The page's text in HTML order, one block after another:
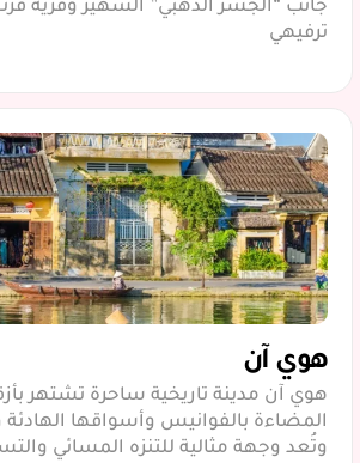
جانب “الجسر الذهبي” الشهير وقرية
ترفيهي
هوي آن
هوي آن مدينة تاريخية ساحرة تشتهر
المضاءة بالفوانيس وأسواقها الهادئة
وتُعد وجهة مثالية للتنزه المسائي